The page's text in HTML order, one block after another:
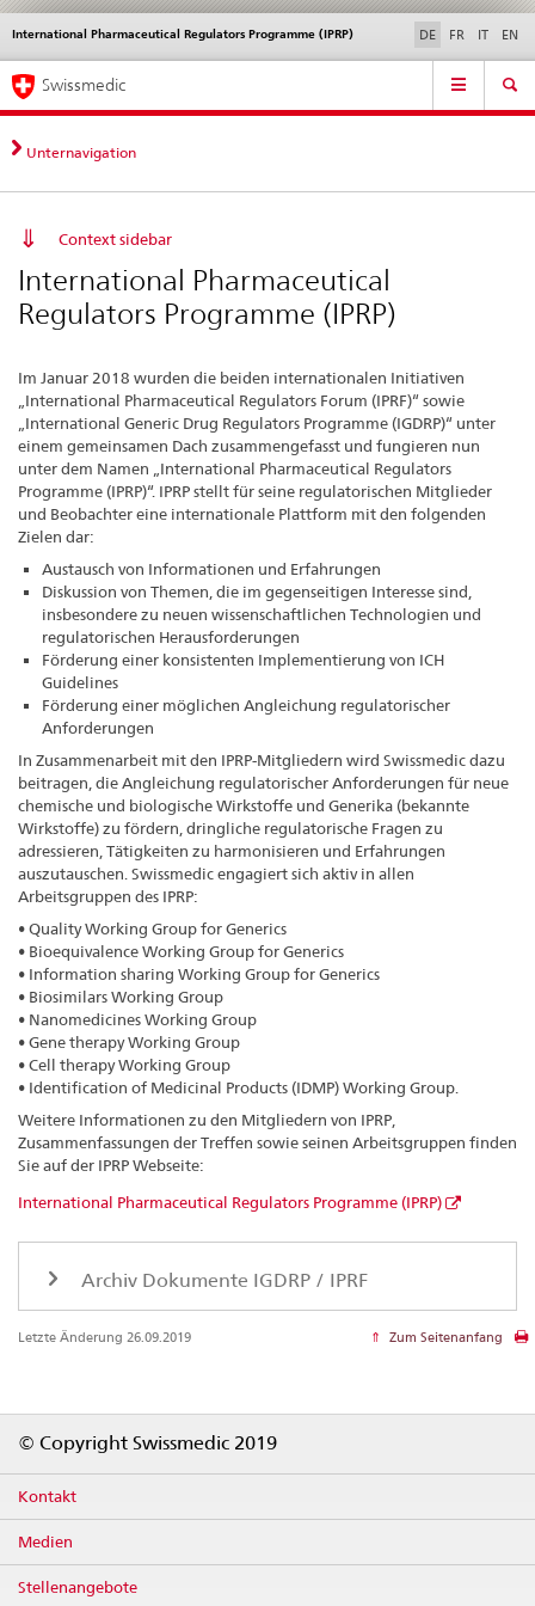
Direktnavigation
News,
Rechtsgrundlagen,
Kontakt
News & Updates Kontakt | Support & Hilfe
International Pharmaceutical Regulators Programme (IPRP)
Sprachwahl DE FR IT EN
Service
Hauptnavigation
Swissmedic
Unternavigation
Context sidebar
International Pharmaceutical
Regulators Programme (IPRP)
Im Januar 2018 wurden die beiden internationalen Initiativen
„International Pharmaceutical Regulators Forum (IPRF)“ sowie
„International Generic Drug Regulators Programme (IGDRP)“ unter
einem gemeinsamen Dach zusammengefasst und fungieren nun
unter dem Namen „International Pharmaceutical Regulators
Programme (IPRP)“. IPRP stellt für seine regulatorischen Mitglieder
und Beobachter eine internationale Plattform mit den folgenden
Zielen dar:
Austausch von Informationen und Erfahrungen
Diskussion von Themen, die im gegenseitigen Interesse sind,
insbesondere zu neuen wissenschaftlichen Technologien und
regulatorischen Herausforderungen
Förderung einer konsistenten Implementierung von ICH
Guidelines
Förderung einer möglichen Angleichung regulatorischer
Anforderungen
In Zusammenarbeit mit den IPRP-Mitgliedern wird Swissmedic dazu
beitragen, die Angleichung regulatorischer Anforderungen für neue
chemische und biologische Wirkstoffe und Generika (bekannte
Wirkstoffe) zu fördern, dringliche regulatorische Fragen zu
adressieren, Tätigkeiten zu harmonisieren und Erfahrungen
auszutauschen. Swissmedic engagiert sich aktiv in allen
Arbeitsgruppen des IPRP:
• Quality Working Group for Generics
• Bioequivalence Working Group for Generics
• Information sharing Working Group for Generics
• Biosimilars Working Group
• Nanomedicines Working Group
• Gene therapy Working Group
• Cell therapy Working Group
• Identification of Medicinal Products (IDMP) Working Group.
Weitere Informationen zu den Mitgliedern von IPRP,
Zusammenfassungen der Treffen sowie seinen Arbeitsgruppen finden
Sie auf der IPRP Webseite:
International Pharmaceutical Regulators Programme (IPRP)
Archiv Dokumente IGDRP / IPRF
Letzte Änderung 26.09.2019 Zum Seitenanfang
© Copyright Swissmedic 2019
Kontakt
Medien
Stellenangebote